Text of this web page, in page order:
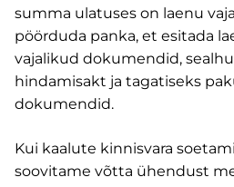
summa ulatuses on laenu
pöörduda panka, et esitada
vajalikud dokumendid,
hindamisakt ja tagatiseks
dokumendid.
Kui kaalute kinnisvara
soovitame võtta ühendust